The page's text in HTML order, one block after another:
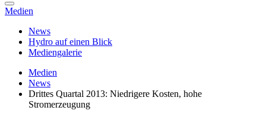
Medien
News
Hydro auf einen Blick
Mediengalerie
Medien
News
Drittes Quartal 2013: Niedrigere Kosten, hohe
Stromerzeugung